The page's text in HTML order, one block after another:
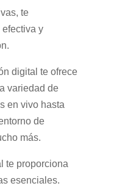
te
y
digital te ofrece
variedad de
en vivo hasta
de
más.
te proporciona
esenciales.